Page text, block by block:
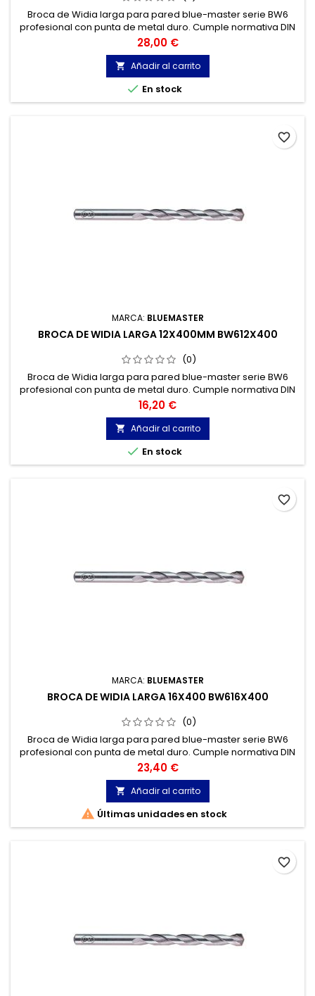
Broca de Widia larga para pared blue-master serie BW6
profesional con punta de metal duro. Cumple normativa DIN
8039. Broca widia para Hormigón, Granito, Ladrillo, Piedra...
Cabeza de metal duro de tres cortes.
Precio
28,00 €
 Añadir al carrito
 En stock
MARCA: BLUEMASTER
BROCA DE WIDIA LARGA 12X400MM BW612X400
(0)
Broca de Widia larga para pared blue-master serie BW6
profesional con punta de metal duro. Cumple normativa DIN
8039. Broca widia para Hormigón, Granito, Ladrillo, Piedra...
Cabeza de metal duro de tres cortes.
Precio
16,20 €
 Añadir al carrito
 En stock
favorite_border
MARCA: BLUEMASTER
BROCA DE WIDIA LARGA 16X400 BW616X400
(0)
Broca de Widia larga para pared blue-master serie BW6
profesional con punta de metal duro. Cumple normativa DIN
8039. Broca widia para Hormigón, Granito, Ladrillo, Piedra...
Cabeza de metal duro de tres cortes.
Precio
23,40 €
 Añadir al carrito
 Últimas unidades en stock
favorite_border
favorite_border